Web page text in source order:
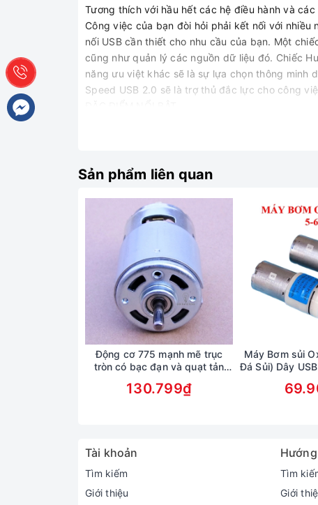
Tương thích với hầu hết các hệ điều hành và
Công việc của bạn đòi hỏi phải kết nối với
nối USB cần thiết cho nhu cầu của bạn. Một
cũng như quản lý các nguồn dữ liệu đó. Chiếc
năng ưu việt khác sẽ là sự lựa chọn thông minh
Speed USB 2.0 sẽ là trợ thủ đắc lực cho công
tải dữ liệu trở nên tiện lợi nhờ vào tốc độ truyền
của các thiết bị ngoại vi khác, đảm bảo hỗ trợ
Sản phẩm liên quan
Động cơ 775 mạnh mẽ trục
tròn có bạc đạn và quạt tản
130.799₫
Máy Bơm sủi
Đá Sủi) Dây
Tài khoản
Tìm kiếm
Giới thiệu
Tìm
Giới